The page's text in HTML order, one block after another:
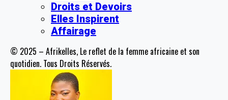
Droits et Devoirs
Elles Inspirent
Affairage
© 2025 – Afrikelles, Le reflet de la femme africaine et son
quotidien. Tous Droits Réservés.